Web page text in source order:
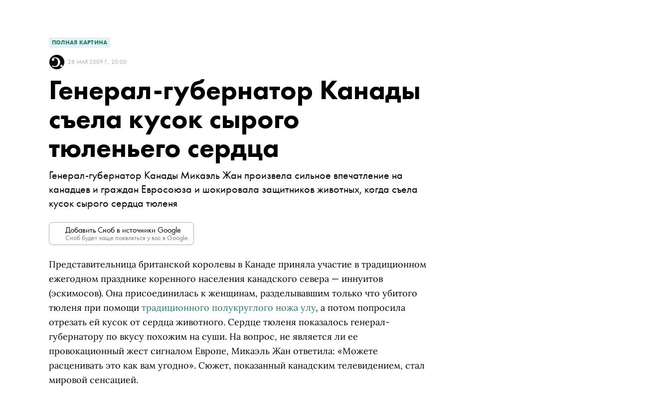
ПОЛНАЯ КАРТИНА
28 МАЯ 2009 Г., 20:00
Генерал-губернатор Канады
съела кусок сырого
тюленьего сердца
Генерал-губернатор Канады Микаэль Жан произвела сильное впечатление на
канадцев и граждан Евросоюза и шокировала защитников животных, когда съела
кусок сырого сердца тюленя
Добавить Сноб в источники Google
Сноб будет чаще появляться у вас в Google.
Представительница британской королевы в Канаде приняла участие в традиционном
ежегодном празднике коренного населения канадского севера — иннуитов
(эскимосов). Она присоединилась к женщинам, разделывавшим только что убитого
тюленя при помощи традиционного полукруглого ножа улу, а потом попросила
отрезать ей кусок от сердца животного. Сердце тюленя показалось генерал-
губернатору по вкусу похожим на суши. На вопрос, не является ли ее
провокационный жест сигналом Европе, Микаэль Жан ответила: «Можете
расценивать это как вам угодно». Сюжет, показанный канадским телевидением, стал
мировой сенсацией.